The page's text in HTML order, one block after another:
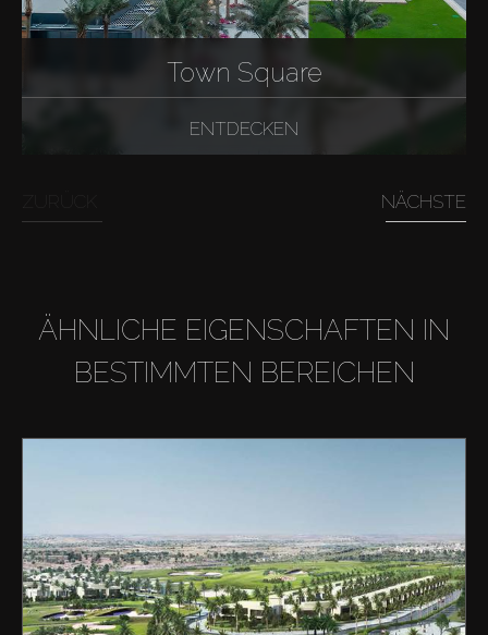
Town Square
ENTDECKEN
NÄCHSTE
ÄHNLICHE EIGENSCHAFTEN IN
BESTIMMTEN BEREICHEN